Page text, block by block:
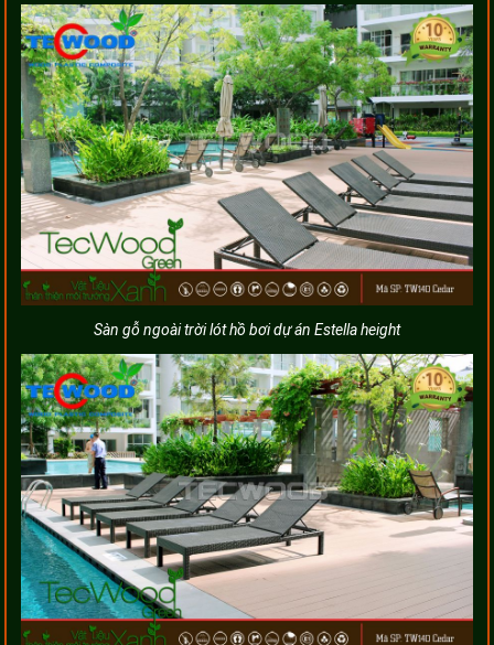
Sàn gỗ ngoài trời lót hồ bơi dự án Estella height